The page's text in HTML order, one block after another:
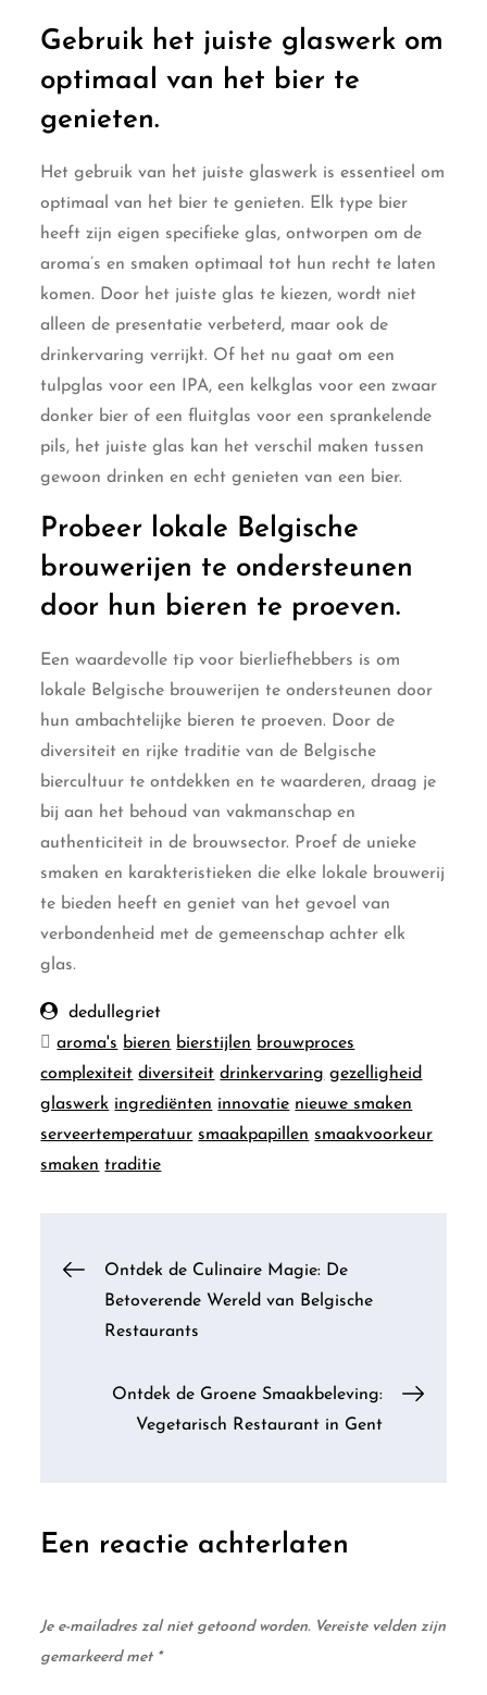
Gebruik het juiste glaswerk om
optimaal van het bier te
genieten.
Het gebruik van het juiste glaswerk is essentieel om
optimaal van het bier te genieten. Elk type bier
heeft zijn eigen specifieke glas, ontworpen om de
aroma’s en smaken optimaal tot hun recht te laten
komen. Door het juiste glas te kiezen, wordt niet
alleen de presentatie verbeterd, maar ook de
drinkervaring verrijkt. Of het nu gaat om een
tulpglas voor een IPA, een kelkglas voor een zwaar
donker bier of een fluitglas voor een sprankelende
pils, het juiste glas kan het verschil maken tussen
gewoon drinken en echt genieten van een bier.
Probeer lokale Belgische
brouwerijen te ondersteunen
door hun bieren te proeven.
Een waardevolle tip voor bierliefhebbers is om
lokale Belgische brouwerijen te ondersteunen door
hun ambachtelijke bieren te proeven. Door de
diversiteit en rijke traditie van de Belgische
biercultuur te ontdekken en te waarderen, draag je
bij aan het behoud van vakmanschap en
authenticiteit in de brouwsector. Proef de unieke
smaken en karakteristieken die elke lokale brouwerij
te bieden heeft en geniet van het gevoel van
verbondenheid met de gemeenschap achter elk
glas.
dedullegriet
aroma's bieren bierstijlen brouwproces
complexiteit diversiteit drinkervaring gezelligheid
glaswerk ingrediënten innovatie nieuwe smaken
serveertemperatuur smaakpapillen smaakvoorkeur
smaken traditie
Berichtnavigatie
Ontdek de Culinaire Magie: De
Betoverende Wereld van Belgische
Restaurants
Ontdek de Groene Smaakbeleving:
Vegetarisch Restaurant in Gent
Een reactie achterlaten
Je e-mailadres zal niet getoond worden. Vereiste velden zijn
gemarkeerd met *